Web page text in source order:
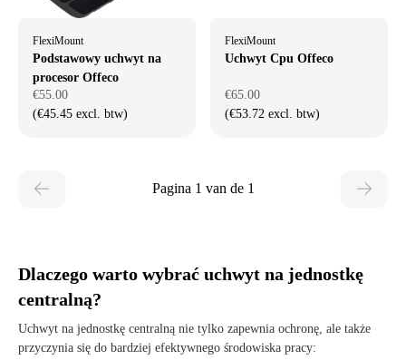
FlexiMount
Podstawowy uchwyt na
procesor Offeco
€55.00
(€45.45 excl. btw)
FlexiMount
Uchwyt Cpu Offeco
€65.00
(€53.72 excl. btw)
Pagina 1 van de 1
Dlaczego warto wybrać uchwyt na jednostkę
centralną?
Uchwyt na jednostkę centralną nie tylko zapewnia ochronę, ale także
przyczynia się do bardziej efektywnego środowiska pracy: